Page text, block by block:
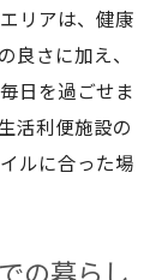
リアは、健康
良さに加え、
日を過ごせま
活利便施設の
ルに合った場